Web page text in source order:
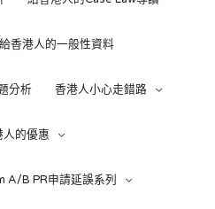
給香港人的一般性資料
分析 香港人小心走錯路
人的優惠
A/B PR申請延誤系列